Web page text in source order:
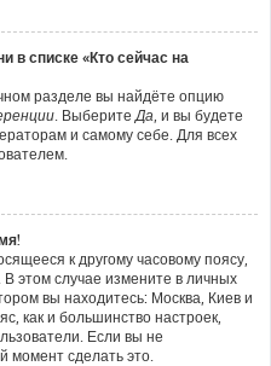
в списке «Кто сейчас на
разделе вы найдёте опцию
. ВыберитеДа, и вы будете
и самому себе. Для всех
к другому часовому поясу,
этом случае измените в личных
вы находитесь: Москва, Киев и
как и большинство настроек,
Если вы не
момент сделать это.